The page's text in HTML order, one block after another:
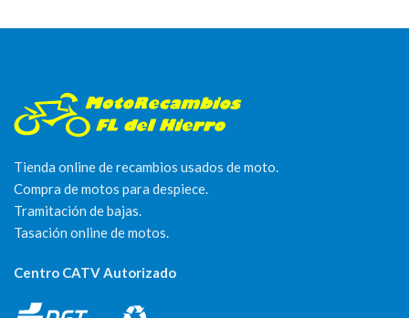
Tienda online de recambios usados de moto.
Compra de motos para despiece.
Tramitación de bajas.
Tasación online de motos.
Centro CATV Autorizado